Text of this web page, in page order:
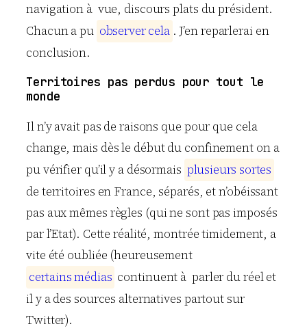
navigation à vue, discours plats du président.
Chacun a pu observercela . J’en reparlerai en
conclusion.
Territoires pas perdus pour tout le
monde
Il n’y avait pas de raisons que pour que cela
change, mais dès le début du confinement on a
pu vérifier qu’il y a désormais plusieurs sortes
de territoires en France, séparés, et n’obéissant
pas aux mêmes règles (qui ne sont pas imposés
par l’Etat). Cette réalité, montrée timidement, a
vite été oubliée (heureusement
certainsmédias continuent à parler du réel et
il y a des sources alternatives partout sur
Twitter).